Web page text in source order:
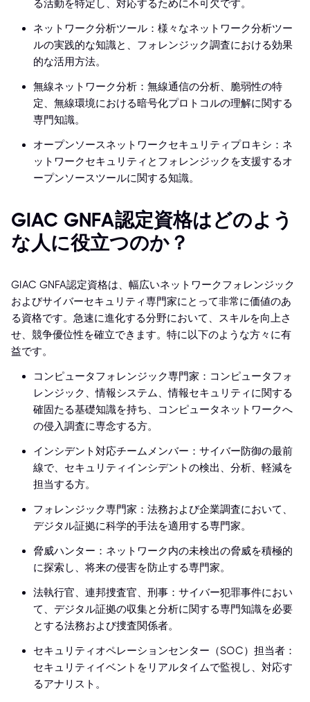
る活動を特定し、対応するために不可欠です。
ネットワーク分析ツール：様々なネットワーク分析ツー
ルの実践的な知識と、フォレンジック調査における効果
的な活用方法。
無線ネットワーク分析：無線通信の分析、脆弱性の特
定、無線環境における暗号化プロトコルの理解に関する
専門知識。
オープンソースネットワークセキュリティプロキシ：ネ
ットワークセキュリティとフォレンジックを支援するオ
ープンソースツールに関する知識。
GIAC GNFA認定資格はどのよう
な人に役立つのか？
GIAC GNFA認定資格は、幅広いネットワークフォレンジック
およびサイバーセキュリティ専門家にとって非常に価値のあ
る資格です。急速に進化する分野において、スキルを向上さ
せ、競争優位性を確立できます。特に以下のような方々に有
益です。
コンピュータフォレンジック専門家：コンピュータフォ
レンジック、情報システム、情報セキュリティに関する
確固たる基礎知識を持ち、コンピュータネットワークへ
の侵入調査に専念する方。
インシデント対応チームメンバー：サイバー防御の最前
線で、セキュリティインシデントの検出、分析、軽減を
担当する方。
フォレンジック専門家：法務および企業調査において、
デジタル証拠に科学的手法を適用する専門家。
脅威ハンター：ネットワーク内の未検出の脅威を積極的
に探索し、将来の侵害を防止する専門家。
法執行官、連邦捜査官、刑事：サイバー犯罪事件におい
て、デジタル証拠の収集と分析に関する専門知識を必要
とする法務および捜査関係者。
セキュリティオペレーションセンター（SOC）担当者：
セキュリティイベントをリアルタイムで監視し、対応す
るアナリスト。